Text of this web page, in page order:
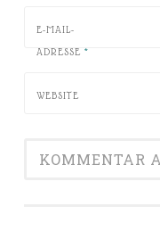
E-MAIL-
ADRESSE *
WEBSITE